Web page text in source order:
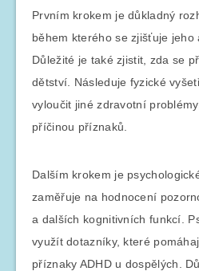
Prvním krokem je důkladný
během kterého se zjišťuje jeho
Důležité je také zjistit, zda se
dětství. Následuje fyzické
vyloučit jiné zdravotní
příčinou příznaků.
Dalším krokem je
zaměřuje na hodnocení
a dalších kognitivních funkcí.
využít dotazníky, které
příznaky ADHD u dospělých.